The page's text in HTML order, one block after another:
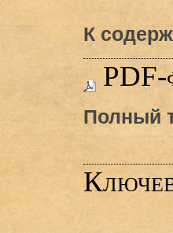
К
PDF-
Полный